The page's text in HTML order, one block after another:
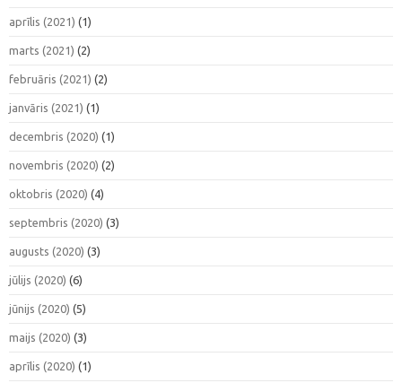
aprīlis (2021) (1)
marts (2021) (2)
februāris (2021) (2)
janvāris (2021) (1)
decembris (2020) (1)
novembris (2020) (2)
oktobris (2020) (4)
septembris (2020) (3)
augusts (2020) (3)
jūlijs (2020) (6)
jūnijs (2020) (5)
maijs (2020) (3)
aprīlis (2020) (1)